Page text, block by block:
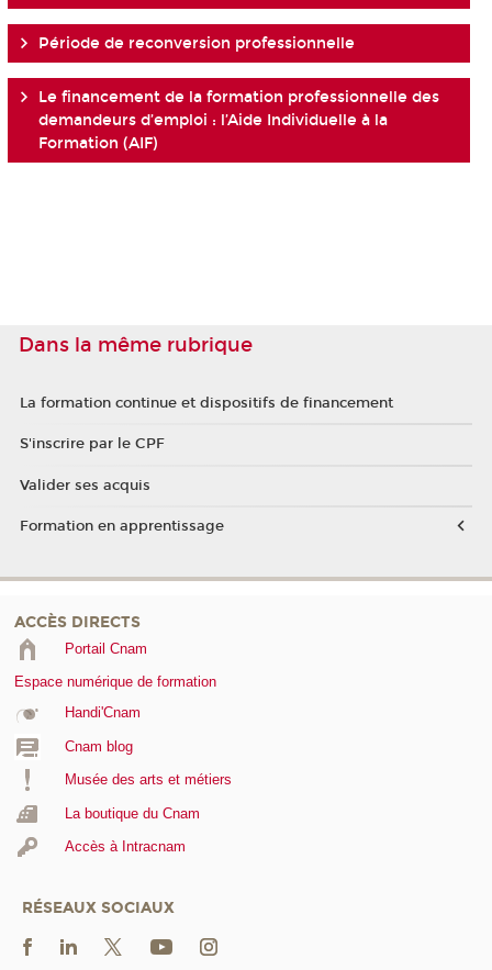
Période de reconversion professionnelle
Le financement de la formation professionnelle des
demandeurs d’emploi : l’Aide Individuelle à la
Formation (AIF)
Dans la même rubrique
La formation continue et dispositifs de financement
S'inscrire par le CPF
Valider ses acquis
Formation en apprentissage
ACCÈS DIRECTS
Portail Cnam
Espace numérique de formation
Handi'Cnam
Cnam blog
Musée des arts et métiers
La boutique du Cnam
Accès à Intracnam
RÉSEAUX SOCIAUX